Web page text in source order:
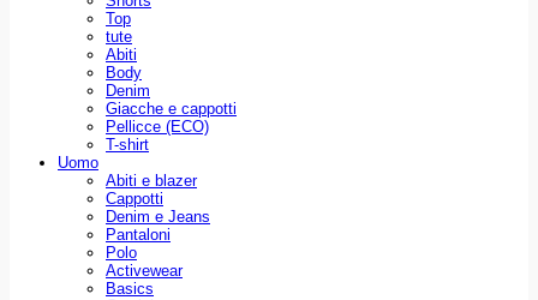
Top
tute
Abiti
Body
Denim
Giacche e cappotti
Pellicce (ECO)
T-shirt
Uomo
Abiti e blazer
Cappotti
Denim e Jeans
Pantaloni
Polo
Activewear
Basics